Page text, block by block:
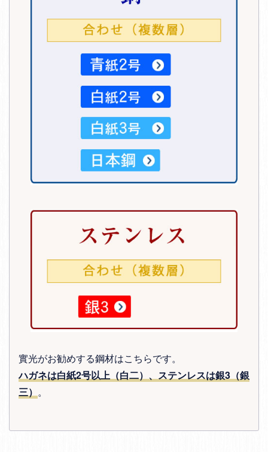
實光がお勧めする鋼材はこちらです。
ハガネは白紙2号以上（白二）、ステンレスは銀3（銀
三） 。